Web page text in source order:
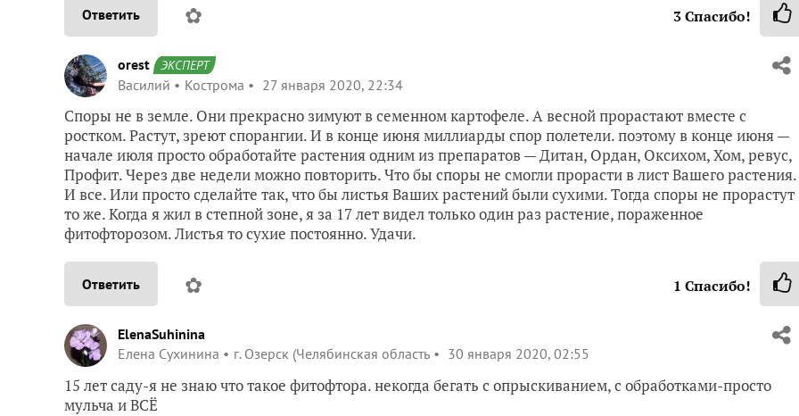
Ответить ✿ 3Спасибо!
orest ЭКСПЕРТ
Василий Кострома 27 января 2020, 22:34
Споры не в земле. Они прекрасно зимуют в семенном картофеле. А весной прорастают вместе с
ростком. Растут, зреют спорангии. И в конце июня миллиарды спор полетели. поэтому в конце июня —
начале июля просто обработайте растения одним из препаратов — Дитан, Ордан, Оксихом, Хом, ревус,
Профит. Через две недели можно повторить. Что бы споры не смогли прорасти в лист Вашего растения.
И все. Или просто сделайте так, что бы листья Ваших растений были сухими. Тогда споры не прорастут
то же. Когда я жил в степной зоне, я за 17 лет видел только один раз растение, пораженное
фитофторозом. Листья то сухие постоянно. Удачи.
Ответить ✿ 1 Спасибо!
ElenaSuhinina
Елена Сухинина
г. Озерск (Челябинская область 30 января 2020, 02:55
15 лет саду-я не знаю что такое фитофтора. некогда бегать с опрыскиванием, с обработками-просто
мульча и ВСЁ